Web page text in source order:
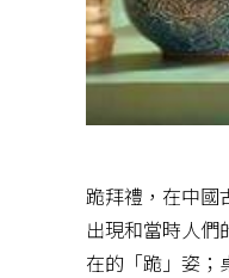
跪拜禮，在中國
出現和當時人
在的「跪」姿；